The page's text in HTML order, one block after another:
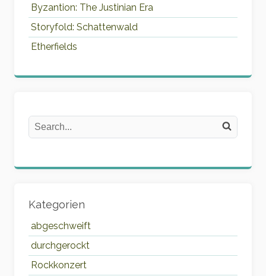
Byzantion: The Justinian Era
Storyfold: Schattenwald
Etherfields
Search on the website
Search
Kategorien
abgeschweift
durchgerockt
Rockkonzert